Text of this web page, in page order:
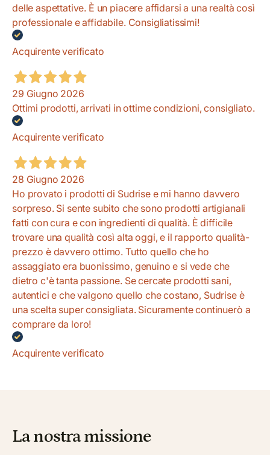
delle aspettative. È un piacere affidarsi a una realtà così
professionale e affidabile. Consigliatissimi!
Acquirente verificato
29 Giugno 2026
Ottimi prodotti, arrivati in ottime condizioni, consigliato.
Acquirente verificato
28 Giugno 2026
Ho provato i prodotti di Sudrise e mi hanno davvero
sorpreso. Si sente subito che sono prodotti artigianali
fatti con cura e con ingredienti di qualità. È difficile
trovare una qualità così alta oggi, e il rapporto qualità-
prezzo è davvero ottimo. Tutto quello che ho
assaggiato era buonissimo, genuino e si vede che
dietro c'è tanta passione. Se cercate prodotti sani,
autentici e che valgono quello che costano, Sudrise è
una scelta super consigliata. Sicuramente continuerò a
comprare da loro!
Acquirente verificato
La nostra missione